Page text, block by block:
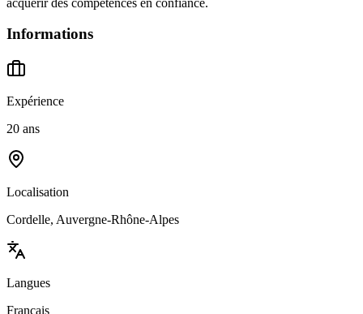
Informations
Expérience
20 ans
Localisation
Cordelle, Auvergne-Rhône-Alpes
Langues
Français